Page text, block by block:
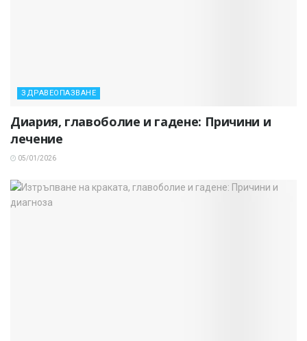
ЗДРАВЕОПАЗВАНЕ
Диария, главоболие и гадене: Причини и
лечение
05/01/2026